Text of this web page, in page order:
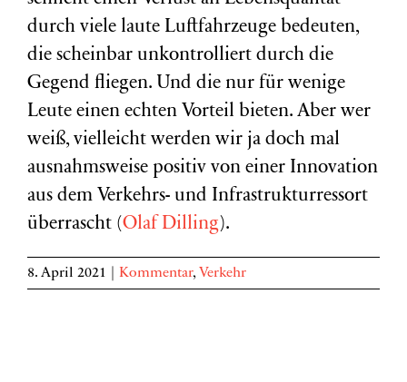
durch viele laute Luftfahrzeuge bedeuten,
die scheinbar unkontrolliert durch die
Gegend fliegen. Und die nur für wenige
Leute einen echten Vorteil bieten. Aber wer
weiß, vielleicht werden wir ja doch mal
ausnahmsweise positiv von einer Innovation
aus dem Verkehrs- und Infrastrukturressort
überrascht (Olaf Dilling).
8. April 2021 Kommentar, Verkehr